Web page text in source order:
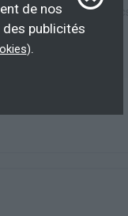
Tous publics,
de nos
publicités
).